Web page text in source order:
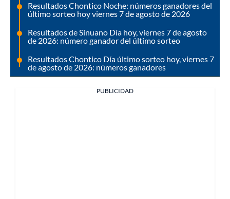
Resultados Chontico Noche: números ganadores del
último sorteo hoy viernes 7 de agosto de 2026
Resultados de Sinuano Día hoy, viernes 7 de agosto
de 2026: número ganador del último sorteo
Resultados Chontico Día último sorteo hoy, viernes 7
de agosto de 2026: números ganadores
PUBLICIDAD